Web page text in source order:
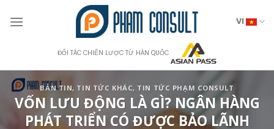
VI
ĐỐI TÁC CHIẾN LƯỢC TỪ HÀN QUỐC
BẢN TIN, TIN TỨC KHÁC, TIN TỨC PHẠM CONSULT
VỐN LƯU ĐỘNG LÀ GÌ? NGÂN HÀNG
PHÁT TRIỂN CÓ ĐƯỢC BẢO LÃNH